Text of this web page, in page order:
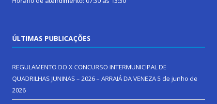
ÚLTIMAS PUBLICAÇÕES
REGULAMENTO DO X CONCURSO INTERMUNICIPAL DE
QUADRILHAS JUNINAS – 2026 – ARRAIÁ DA VENEZA5 de junho de
2026